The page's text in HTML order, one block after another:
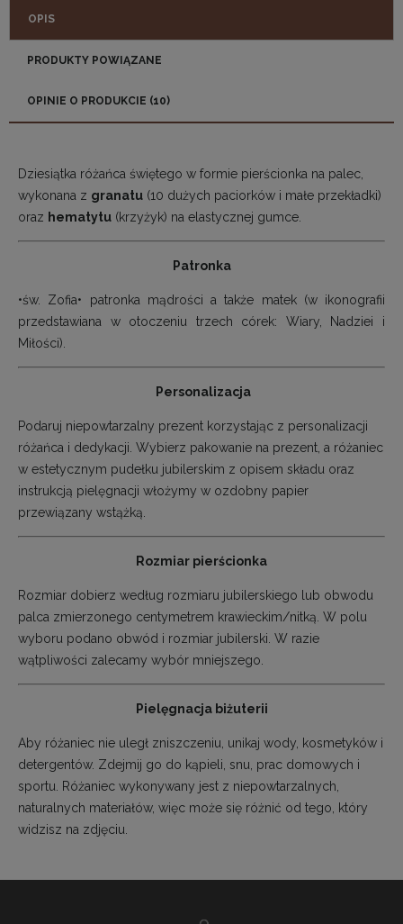
OPIS
PRODUKTY POWIĄZANE
OPINIE O PRODUKCIE (10)
Dziesiątka różańca świętego w formie pierścionka na palec,
wykonana z granatu (10 dużych paciorków i małe przekładki)
oraz hematytu (krzyżyk) na elastycznej gumce.
Patronka
•św. Zofia• patronka mądrości a także matek (w ikonografii
przedstawiana w otoczeniu trzech córek: Wiary, Nadziei i
Miłości).
Personalizacja
Podaruj niepowtarzalny prezent korzystając z personalizacji
różańca i dedykacji. Wybierz pakowanie na prezent, a różaniec
w estetycznym pudełku jubilerskim z opisem składu oraz
instrukcją pielęgnacji włożymy w ozdobny papier
przewiązany wstążką.
Rozmiar pierścionka
Rozmiar dobierz według rozmiaru jubilerskiego lub obwodu
palca zmierzonego centymetrem krawieckim/nitką. W polu
wyboru podano obwód i rozmiar jubilerski. W razie
wątpliwości zalecamy wybór mniejszego.
Pielęgnacja biżuterii
Aby różaniec nie uległ zniszczeniu, unikaj wody, kosmetyków i
detergentów. Zdejmij go do kąpieli, snu, prac domowych i
sportu. Różaniec wykonywany jest z niepowtarzalnych,
naturalnych materiałów, więc może się różnić od tego, który
widzisz na zdjęciu.